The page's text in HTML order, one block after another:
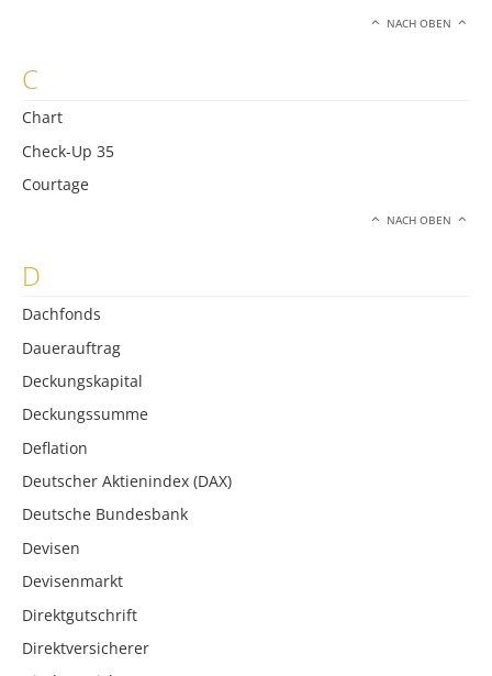
NACH OBEN
C
Chart
Check-Up 35
Courtage
NACH OBEN
D
Dachfonds
Dauerauftrag
Deckungskapital
Deckungssumme
Deflation
Deutscher Aktienindex (DAX)
Deutsche Bundesbank
Devisen
Devisenmarkt
Direktgutschrift
Direktversicherer